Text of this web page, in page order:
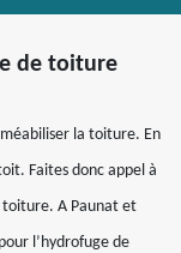
de toiture
la toiture. En
Faites donc appel à
toiture. A Paunat et
l’hydrofuge de